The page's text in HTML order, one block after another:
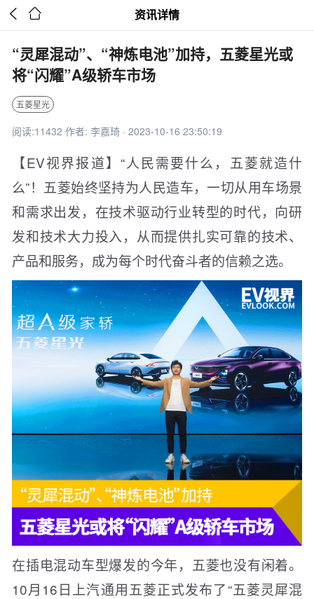
  资讯详情
“灵犀混动”、“神炼电池”加持，五菱星光或
将“闪耀”A级轿车市场
五菱星光
阅读:11432 作者: 李嘉琦 · 2023-10-16 23:50:19
【EV视界报道】“人民需要什么，五菱就造什
么”！五菱始终坚持为人民造车，一切从用车场景
和需求出发，在技术驱动行业转型的时代，向研
发和技术大力投入，从而提供扎实可靠的技术、
产品和服务，成为每个时代奋斗者的信赖之选。
在插电混动车型爆发的今年，五菱也没有闲着。
10月16日上汽通用五菱正式发布了“五菱灵犀混